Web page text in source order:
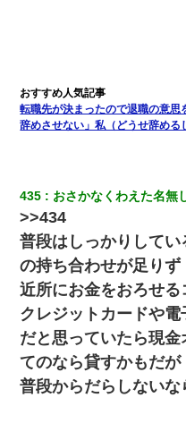
帯住宅にした。それに貯金使
っ」私『使った貯金はあげ
父親がくも膜下出血で突然ﾀ
「私を家に置いてほしい、
「…」
嫁が涙声で『会いたいね』と
んな時間に誰と電話してんの
泣」俺（キターー）→
22歳の頃、父に36歳の男性
の親会社の経営者の息子さん
送ったんだが→
転職先が決まったので退職の意
辞めさせない」私（どうせ辞め
435 おさかなくわえた名無
>>434
普段はしっかりして
の持ち合わせが足りず
近所にお金をおろせる
クレジットカードや
だと思っていたら現
てのなら貸すかもだが
普段からだらしないな